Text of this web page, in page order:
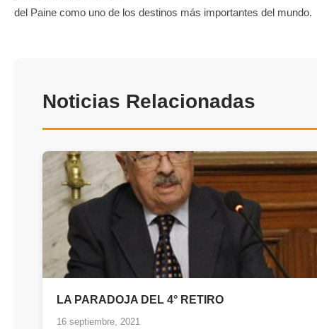
del Paine como uno de los destinos más importantes del mundo.
Noticias Relacionadas
LA PARADOJA DEL 4° RETIRO
16 septiembre, 2021